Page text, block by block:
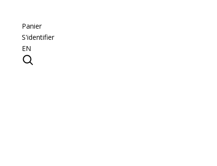
Panier
S'identifier
EN